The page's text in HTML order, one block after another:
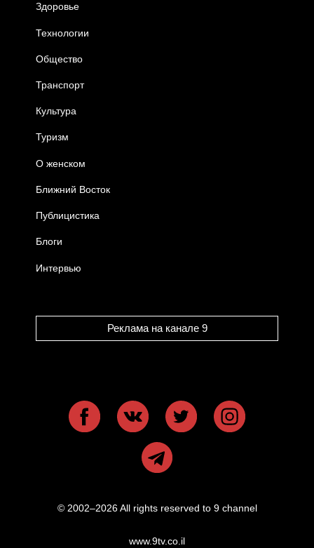
Здоровье
Технологии
Общество
Транспорт
Культура
Туризм
О женском
Ближний Восток
Публицистика
Блоги
Интервью
Реклама на канале 9
© 2002–2026 All rights reserved to 9 channel
www.9tv.co.il